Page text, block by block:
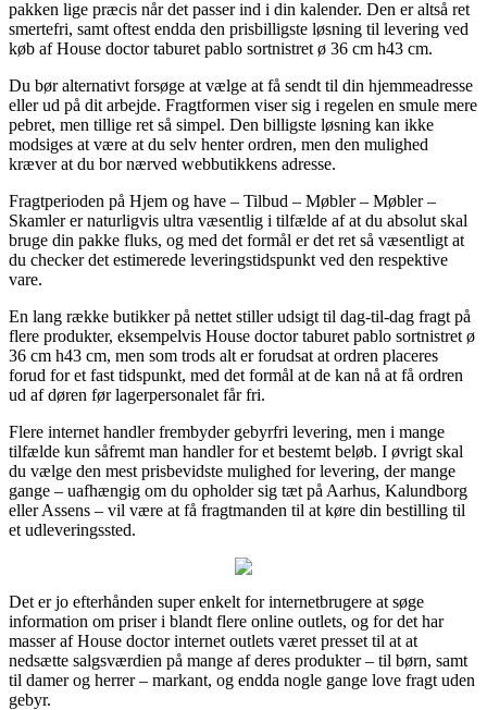
pakken lige præcis når det passer ind i din kalender. Den er altså ret
smertefri, samt oftest endda den prisbilligste løsning til levering ved
køb af House doctor taburet pablo sortnistret ø 36 cm h43 cm.
Du bør alternativt forsøge at vælge at få sendt til din hjemmeadresse
eller ud på dit arbejde. Fragtformen viser sig i regelen en smule mere
pebret, men tillige ret så simpel. Den billigste løsning kan ikke
modsiges at være at du selv henter ordren, men den mulighed
kræver at du bor nærved webbutikkens adresse.
Fragtperioden på Hjem og have – Tilbud – Møbler – Møbler –
Skamler er naturligvis ultra væsentlig i tilfælde af at du absolut skal
bruge din pakke fluks, og med det formål er det ret så væsentligt at
du checker det estimerede leveringstidspunkt ved den respektive
vare.
En lang række butikker på nettet stiller udsigt til dag-til-dag fragt på
flere produkter, eksempelvis House doctor taburet pablo sortnistret ø
36 cm h43 cm, men som trods alt er forudsat at ordren placeres
forud for et fast tidspunkt, med det formål at de kan nå at få ordren
ud af døren før lagerpersonalet får fri.
Flere internet handler frembyder gebyrfri levering, men i mange
tilfælde kun såfremt man handler for et bestemt beløb. I øvrigt skal
du vælge den mest prisbevidste mulighed for levering, der mange
gange – uafhængig om du opholder sig tæt på Aarhus, Kalundborg
eller Assens – vil være at få fragtmanden til at køre din bestilling til
et udleveringssted.
Det er jo efterhånden super enkelt for internetbrugere at søge
information om priser i blandt flere online outlets, og for det har
masser af House doctor internet outlets været presset til at at
nedsætte salgsværdien på mange af deres produkter – til børn, samt
til damer og herrer – markant, og endda nogle gange love fragt uden
gebyr.